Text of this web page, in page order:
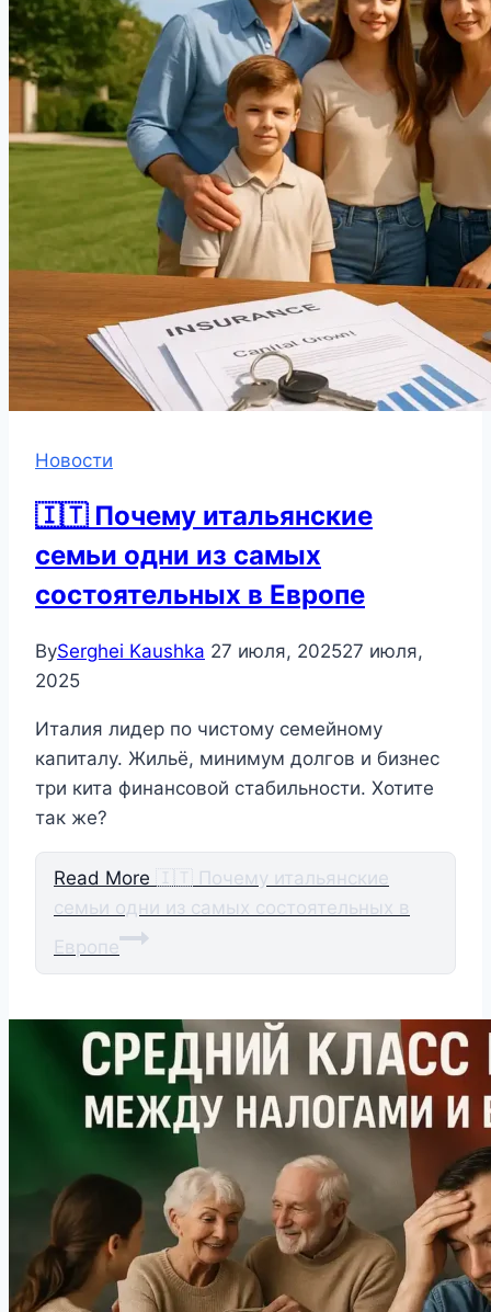
Новости
🇮🇹 Почему итальянские
семьи одни из самых
состоятельных в Европе
BySerghei Kaushka 27 июля, 202527 июля,
2025
Италия лидер по чистому семейному
капиталу. Жильё, минимум долгов и бизнес
три кита финансовой стабильности. Хотите
так же?
Read More 🇮🇹 Почему итальянские
семьи одни из самых состоятельных в
Европе